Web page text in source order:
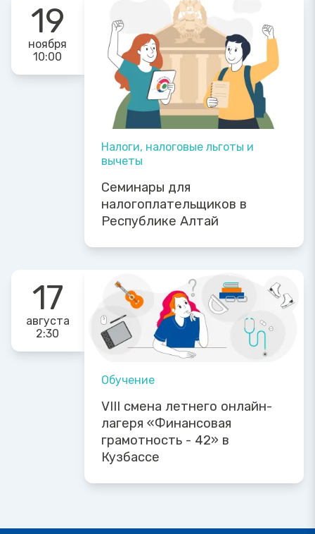
19
ноября
10:00
Налоги, налоговые льготы и
вычеты
Семинары для
налогоплательщиков в
Республике Алтай
17
августа
2:30
Обучение
VIII смена летнего онлайн-
лагеря «Финансовая
грамотность - 42» в
Кузбассе